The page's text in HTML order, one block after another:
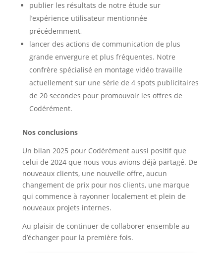
publier les résultats de notre étude sur
l’expérience utilisateur mentionnée
précédemment,
lancer des actions de communication de plus
grande envergure et plus fréquentes. Notre
confrère spécialisé en montage vidéo travaille
actuellement sur une série de 4 spots publicitaires
de 20 secondes pour promouvoir les offres de
Codérément.
Nos conclusions
Un bilan 2025 pour Codérément aussi positif que
celui de 2024 que nous vous avions déjà partagé. De
nouveaux clients, une nouvelle offre, aucun
changement de prix pour nos clients, une marque
qui commence à rayonner localement et plein de
nouveaux projets internes.
Au plaisir de continuer de collaborer ensemble au
d’échanger pour la première fois.